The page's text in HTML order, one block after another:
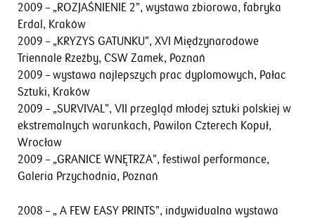
2009 – „ROZJAŚNIENIE 2”, wystawa zbiorowa, fabryka
Erdal, Kraków
2009 – „KRYZYS GATUNKU”, XVI Międzynarodowe
Triennale Rzeźby, CSW Zamek, Poznań
2009 – wystawa najlepszych prac dyplomowych, Pałac
Sztuki, Kraków
2009 – „SURVIVAL”, VII przegląd młodej sztuki polskiej w
ekstremalnych warunkach, Pawilon Czterech Kopuł,
Wrocław
2009 – „GRANICE WNĘTRZA”, festiwal performance,
Galeria Przychodnia, Poznań
2008 – „ A FEW EASY PRINTS”, indywidualna wystawa